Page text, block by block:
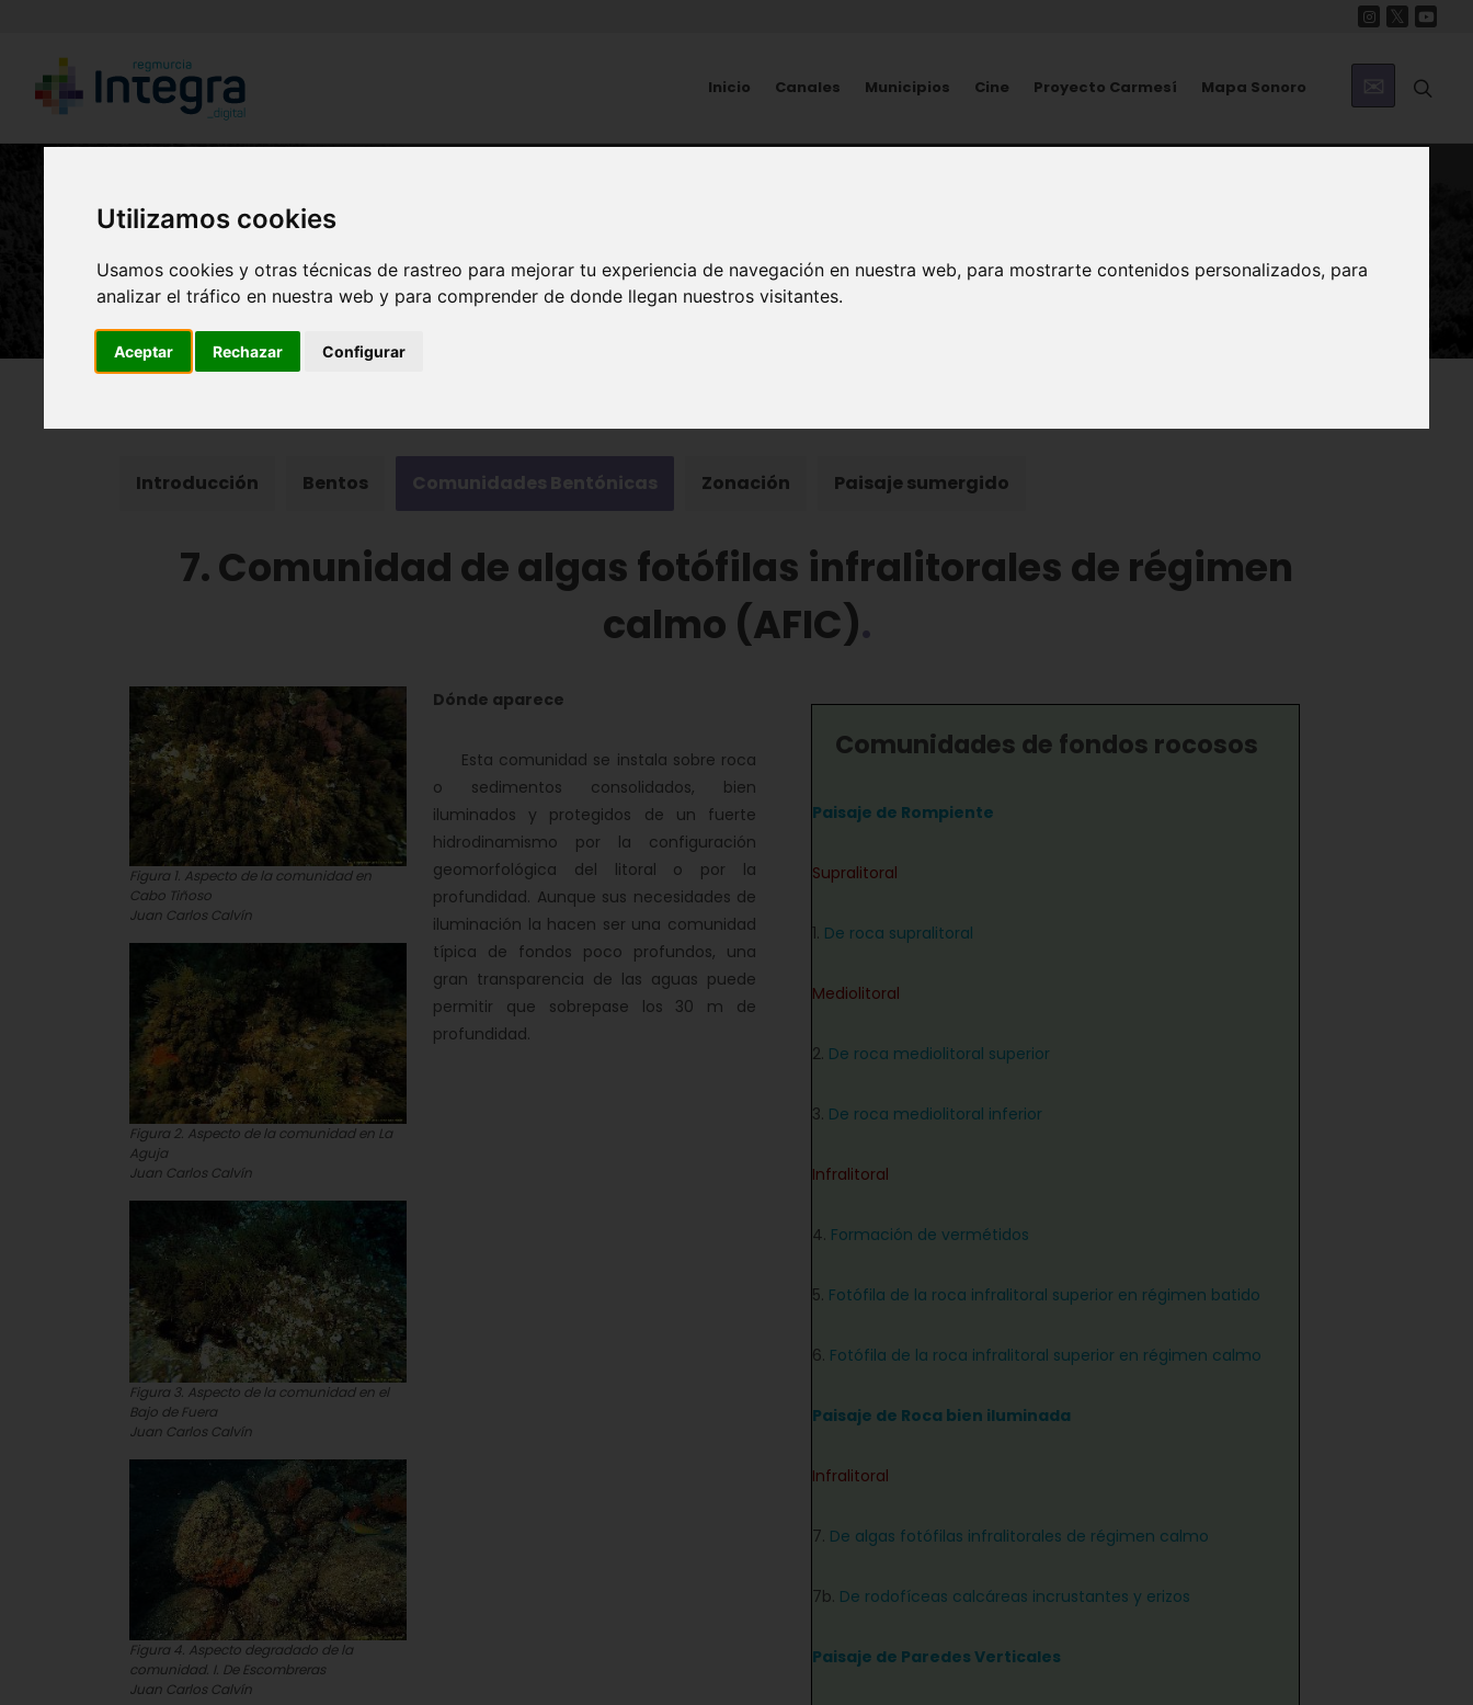
Utilizamos cookies
Usamos cookies y otras técnicas de rastreo para mejorar tu experiencia de navegación en nuestra web, para mostrarte contenidos personalizados, para
analizar el tráfico en nuestra web y para comprender de donde llegan nuestros visitantes.
Aceptar Rechazar Configurar
Inicio Canales Municipios Cine Proyecto Carmesí Mapa Sonoro
Vida en los fondos
Introducción Bentos Comunidades Bentónicas Zonación Paisaje sumergido
7. Comunidad de algas fotófilas infralitorales de régimen
calmo (AFIC)
Comunidades de fondos rocosos
Paisaje de Rompiente
Supralitoral
1. De roca supralitoral
Mediolitoral
2. De roca mediolitoral superior
3. De roca mediolitoral inferior
Infralitoral
4. Formación de vermétidos
5. Fotófila de la roca infralitoral superior en régimen batido
6. Fotófila de la roca infralitoral superior en régimen calmo
Paisaje de Roca bien iluminada
Infralitoral
7. De algas fotófilas infralitorales de régimen calmo
7b. De rodofíceas calcáreas incrustantes y erizos
Paisaje de Paredes Verticales
Dónde aparece
Esta comunidad se instala sobre roca
o sedimentos consolidados, bien
iluminados y protegidos de un fuerte
hidrodinamismo por la configuración
geomorfológica del litoral o por la
profundidad. Aunque sus necesidades de
iluminación la hacen ser una comunidad
típica de fondos poco profundos, una
gran transparencia de las aguas puede
permitir que sobrepase los 30 m de
profundidad.
Figura 1. Aspecto de la comunidad en
Cabo Tiñoso
Juan Carlos Calvín
Figura 2. Aspecto de la comunidad en La
Aguja
Juan Carlos Calvín
Figura 3. Aspecto de la comunidad en el
Bajo de Fuera
Juan Carlos Calvín
Figura 4. Aspecto degradado de la
comunidad. I. De Escombreras
Juan Carlos Calvín